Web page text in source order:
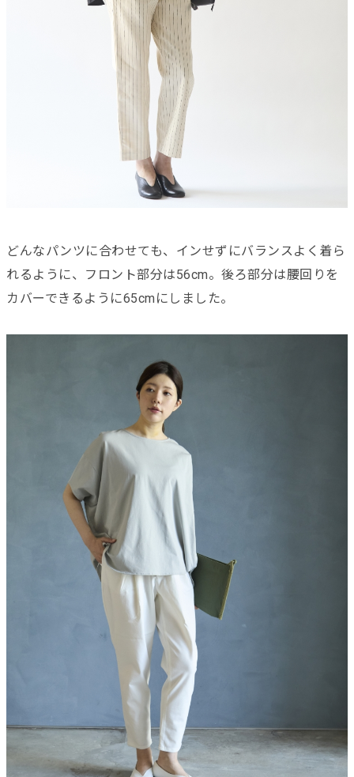
どんなパンツに合わせても、インせずにバランスよく着ら
れるように、フロント部分は56cm。後ろ部分は腰回りを
カバーできるように65cmにしました。